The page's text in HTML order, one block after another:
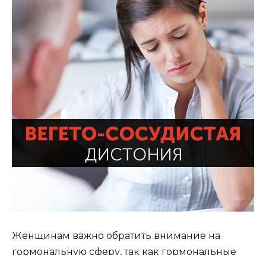
Женщинам важно обратить внимание на
гормональную сферу, так как гормональные